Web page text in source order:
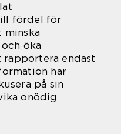
fördel för
minska
öka
endast
har
på sin
onödig